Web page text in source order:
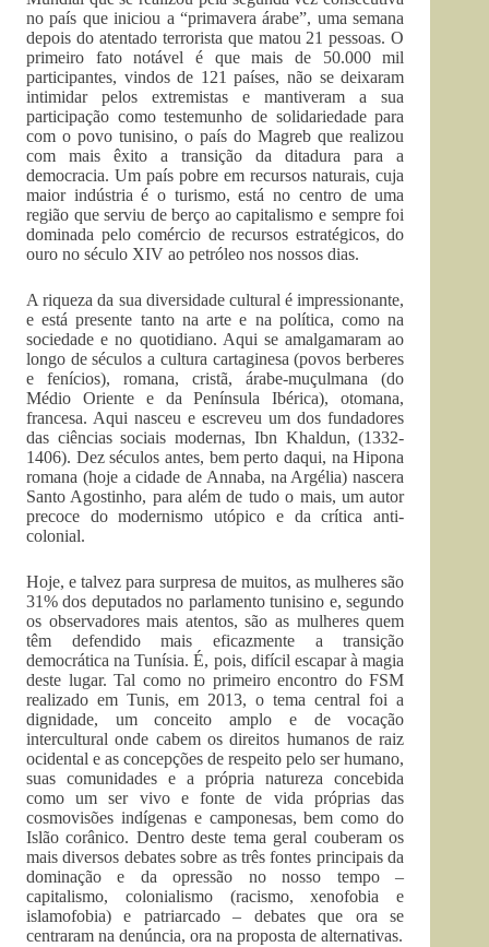
no país que iniciou a “primavera árabe”, uma semana
depois do atentado terrorista que matou 21 pessoas. O
primeiro fato notável é que mais de 50.000 mil
participantes, vindos de 121 países, não se deixaram
intimidar pelos extremistas e mantiveram a sua
participação como testemunho de solidariedade para
com o povo tunisino, o país do Magreb que realizou
com mais êxito a transição da ditadura para a
democracia. Um país pobre em recursos naturais, cuja
maior indústria é o turismo, está no centro de uma
região que serviu de berço ao capitalismo e sempre foi
dominada pelo comércio de recursos estratégicos, do
ouro no século XIV ao petróleo nos nossos dias.
A riqueza da sua diversidade cultural é impressionante,
e está presente tanto na arte e na política, como na
sociedade e no quotidiano. Aqui se amalgamaram ao
longo de séculos a cultura cartaginesa (povos berberes
e fenícios), romana, cristã, árabe-muçulmana (do
Médio Oriente e da Península Ibérica), otomana,
francesa. Aqui nasceu e escreveu um dos fundadores
das ciências sociais modernas, Ibn Khaldun, (1332-
1406). Dez séculos antes, bem perto daqui, na Hipona
romana (hoje a cidade de Annaba, na Argélia) nascera
Santo Agostinho, para além de tudo o mais, um autor
precoce do modernismo utópico e da crítica anti-
colonial.
Hoje, e talvez para surpresa de muitos, as mulheres são
31% dos deputados no parlamento tunisino e, segundo
os observadores mais atentos, são as mulheres quem
têm defendido mais eficazmente a transição
democrática na Tunísia. É, pois, difícil escapar à magia
deste lugar. Tal como no primeiro encontro do FSM
realizado em Tunis, em 2013, o tema central foi a
dignidade, um conceito amplo e de vocação
intercultural onde cabem os direitos humanos de raiz
ocidental e as concepções de respeito pelo ser humano,
suas comunidades e a própria natureza concebida
como um ser vivo e fonte de vida próprias das
cosmovisões indígenas e camponesas, bem como do
Islão corânico. Dentro deste tema geral couberam os
mais diversos debates sobre as três fontes principais da
dominação e da opressão no nosso tempo –
capitalismo, colonialismo (racismo, xenofobia e
islamofobia) e patriarcado – debates que ora se
centraram na denúncia, ora na proposta de alternativas.